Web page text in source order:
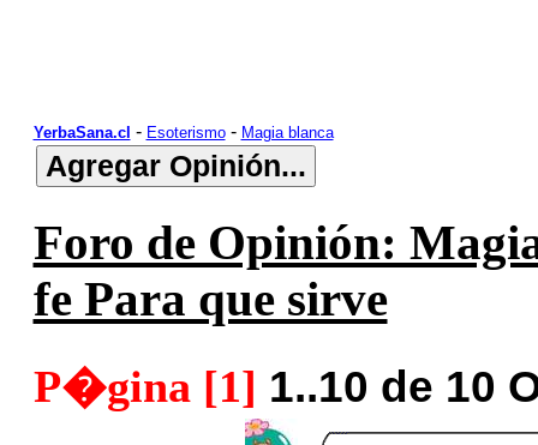
YerbaSana.cl - Esoterismo- Magia blanca
Foro de Opinión:
fe Para que sirve
P�gina [1] 1..10 de 10